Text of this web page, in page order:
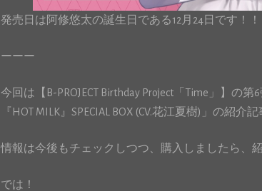
発売日は阿修悠太の誕生日である12月24日です！！
ーーー
今回は【B-PROJECT Birthday Project「Time」】の第
『HOT MILK』SPECIAL BOX (CV.花江夏樹)」の紹介
情報は今後もチェックしつつ、購入しましたら、
では！